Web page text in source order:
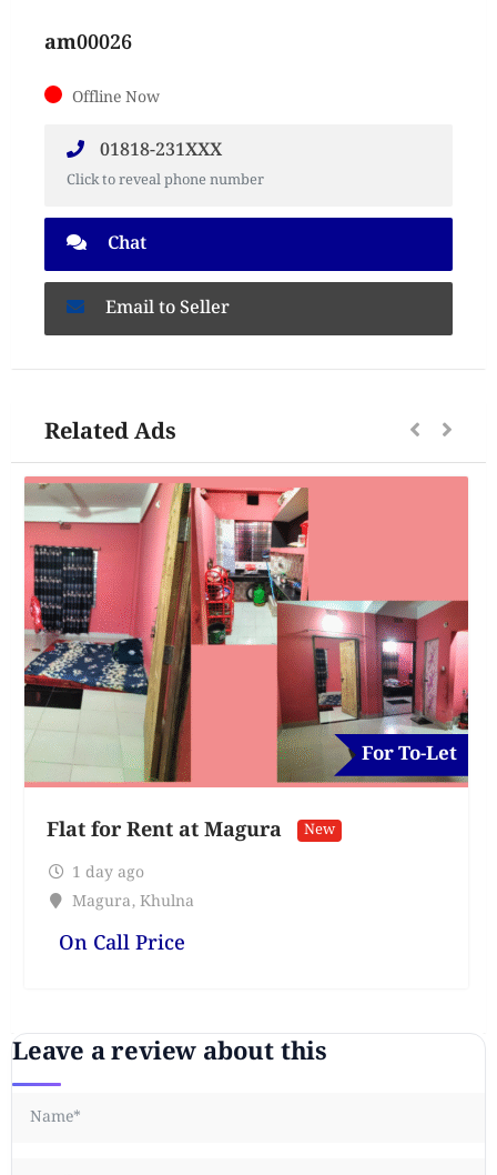
am00026
Offline Now
01818-231XXX
Click to reveal phone number
Chat
Email to Seller
Related Ads
For To-Let
Flat for Rent at Magura New
1 day ago
Magura, Khulna
On Call Price
Leave a review about this